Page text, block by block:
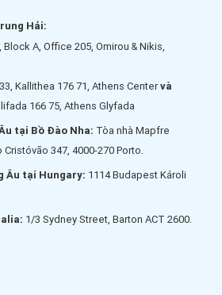
Hải:
Block A, Office 205, Omirou & Nikis,
Kallithea 176 71, Athens Centervà
166 75, Athens Glyfada
tại Bồ Đào Nha: Tòa nhà Mapfre
347, 4000-270 Porto.
Âu tại Hungary: 1114 Budapest Károli
1/3 Sydney Street, Barton ACT 2600.